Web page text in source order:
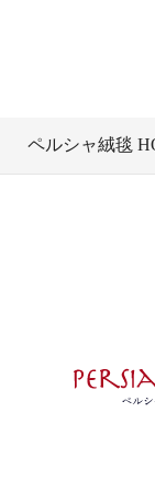
ペルシャ絨毯